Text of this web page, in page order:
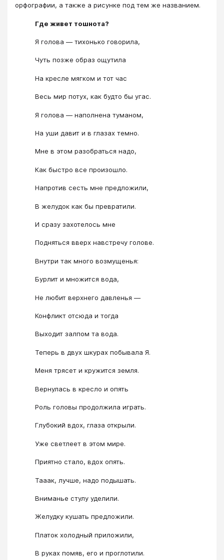
орфографии, а также а рисунке под тем же названием.
Где живет тошнота?
Я голова ― тихонько говорила,
Чуть позже образ ощутила
На кресле мягком и тот час
Весь мир потух, как будто бы угас.
Я голова ― наполнена туманом,
На уши давит и в глазах темно.
Мне в этом разобраться надо,
Как быстро все произошло.
Напротив сесть мне предложили,
В желудок как бы превратили.
И сразу захотелось мне
Подняться вверх навстречу голове.
Внутри так много возмущенья:
Бурлит и множится вода,
Не любит верхнего давленья ―
Конфликт отсюда и тогда
Выходит залпом та вода.
Теперь в двух шкурах побывала Я.
Меня трясет и кружится земля.
Вернулась в кресло и опять
Роль головы продолжила играть.
Глубокий вдох, глаза открыли.
Уже светлеет в этом мире.
Приятно стало, вдох опять.
Тааак, лучше, надо подышать.
Вниманье стулу уделили.
Желудку кушать предложили.
Платок холодный приложили,
В руках помяв, его и проглотили.